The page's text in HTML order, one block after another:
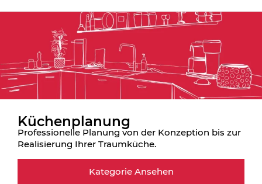
Küchenplanung
Professionelle Planung von der Konzeption bis zur
Realisierung Ihrer Traumküche.
Kategorie Ansehen